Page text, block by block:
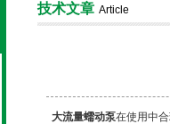
技术文章 Article
大流量蠕动泵在使用中